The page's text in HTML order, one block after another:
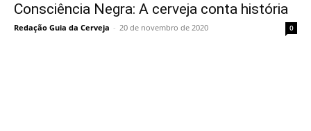
Consciência Negra: A cerveja conta história
Redação Guia da Cerveja - 20 de novembro de 2020 0